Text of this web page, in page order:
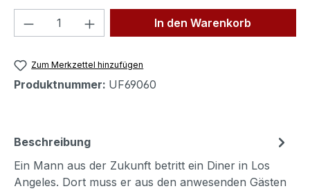
Produkt Anzahl: Gib denIn den Warenkorb
Zum Merkzettel hinzufügen
Produktnummer: UF69060
Beschreibung
Ein Mann aus der Zukunft betritt ein Diner in Los
Angeles. Dort muss er aus den anwesenden Gästen